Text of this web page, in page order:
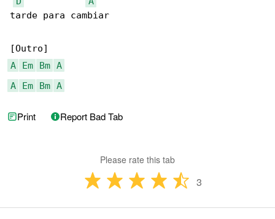
tarde para cambiar
A
Em Bm A
A
Em Bm A
Print Report Bad Tab
Please rate this tab
3